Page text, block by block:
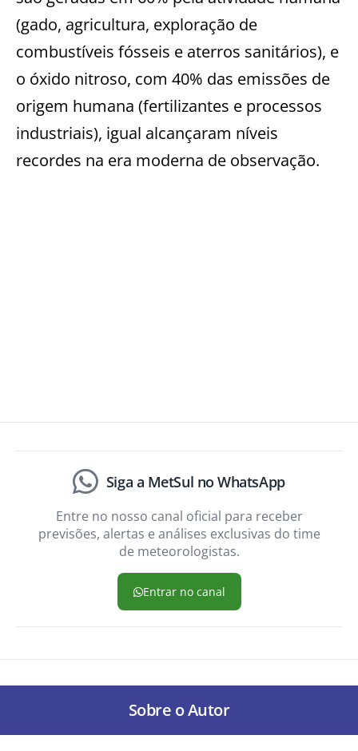
(gado, agricultura, exploração de
combustíveis fósseis e aterros sanitários), e
o óxido nitroso, com 40% das emissões de
origem humana (fertilizantes e processos
industriais), igual alcançaram níveis
recordes na era moderna de observação.
Siga a MetSul no WhatsApp
Entre no nosso canal oficial para receber
previsões, alertas e análises exclusivas do time
de meteorologistas.
Entrar no canal
Sobre o Autor